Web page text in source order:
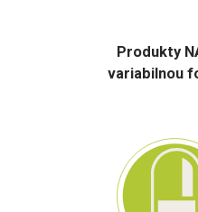
Produkty
variabilnou